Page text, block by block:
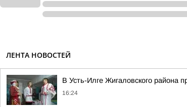
ЛЕНТА НОВОСТЕЙ
В Усть-Илге Жигаловского района
16:24